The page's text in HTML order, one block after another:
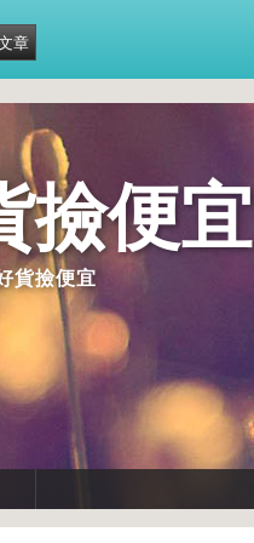
撿便宜
貨撿便宜